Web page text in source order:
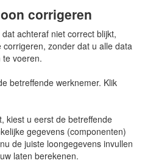
corrigeren
achteraf niet correct blijkt,
zonder dat u alle data
voeren.
betreffende werknemer. Klik
kiest u eerst de betreffende
gegevens (componenten)
de juiste loongegevens invullen
laten berekenen.